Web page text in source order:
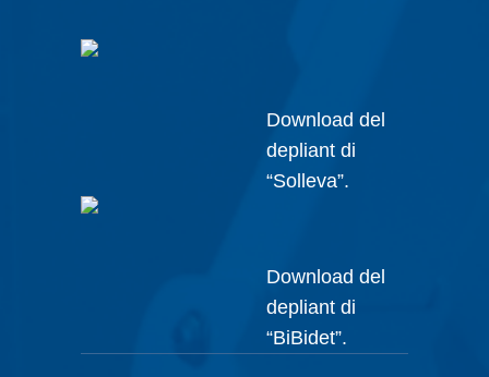
Download del
depliant di
“Solleva”.
Download del
depliant di
“BiBidet”.